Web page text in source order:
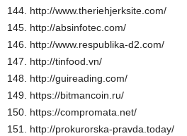
144. http://www.theriehjerksite.com/
145. http://absinfotec.com/
146. http://www.respublika-d2.com/
147. http://tinfood.vn/
148. http://guireading.com/
149. https://bitmancoin.ru/
150. https://compromata.net/
151. http://prokurorska-pravda.today/